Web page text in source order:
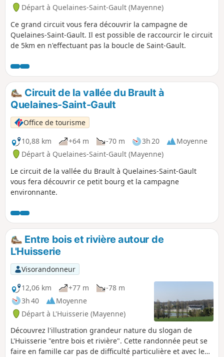
Départ à Quelaines-Saint-Gault (Mayenne)
Ce grand circuit vous fera découvrir la campagne de
Quelaines-Saint-Gault. Il est possible de raccourcir le circuit
de 5km en n'effectuant pas la boucle de Saint-Gault.
Circuit de la vallée du Brault à
Quelaines-Saint-Gault
Office de tourisme
10,88 km
+64 m -70 m 3h 20
Moyenne
Départ à Quelaines-Saint-Gault (Mayenne)
Le circuit de la vallée du Brault à Quelaines-Saint-Gault
vous fera découvrir ce petit bourg et la campagne
environnante.
Entre bois et rivière autour de
L'Huisserie
Visorandonneur
12,06 km
+77 m
-78 m
3h 40
Moyenne
Départ à L'Huisserie (Mayenne)
Découvrez l'illustration grandeur nature du slogan de
L'Huisserie "entre bois et rivière". Cette randonnée peut se
faire en famille car pas de difficulté particulière et avec le